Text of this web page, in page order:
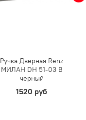
Ручка Дверная Renz
МИЛАН DH 51-03 B
черный
1520 руб